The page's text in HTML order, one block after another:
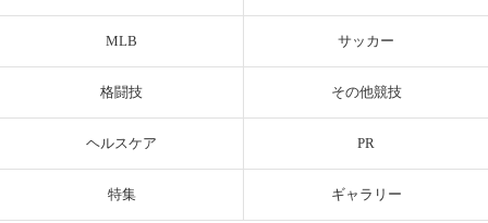
MLB サッカー
格闘技 その他競技
ヘルスケア PR
特集 ギャラリー